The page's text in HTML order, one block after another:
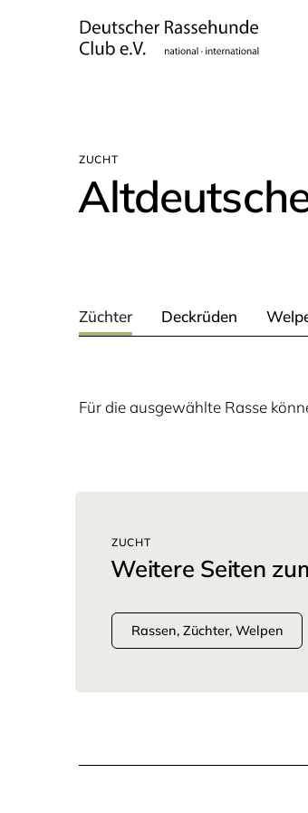
ZUCHT
Züchter Deckrüden
Für die ausgewählte Rasse
ZUCHT
Weitere Seiten
Rassen, Züchter, Welpen